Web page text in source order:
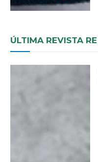
ÚLTIMA REVISTA RE